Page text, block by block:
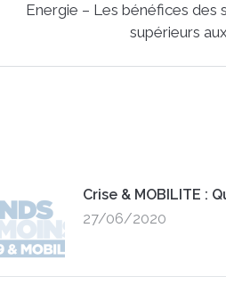
Energie – Les bénéfices des
supérieurs
Crise & MOBILITE :
27/06/2020